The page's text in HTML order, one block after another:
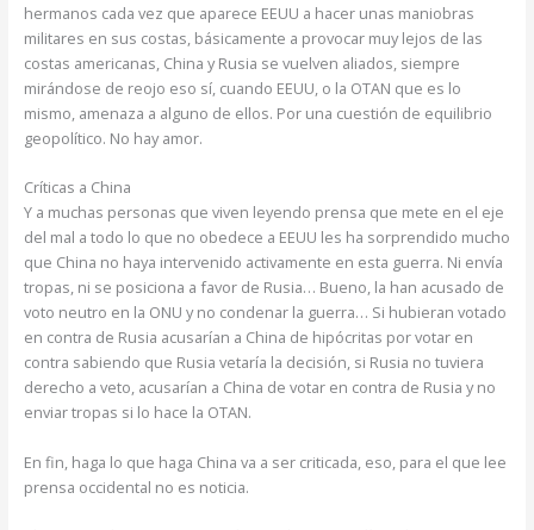
hermanos cada vez que aparece EEUU a hacer unas maniobras
militares en sus costas, básicamente a provocar muy lejos de las
costas americanas, China y Rusia se vuelven aliados, siempre
mirándose de reojo eso sí, cuando EEUU, o la OTAN que es lo
mismo, amenaza a alguno de ellos. Por una cuestión de equilibrio
geopolítico. No hay amor.
Críticas a China
Y a muchas personas que viven leyendo prensa que mete en el eje
del mal a todo lo que no obedece a EEUU les ha sorprendido mucho
que China no haya intervenido activamente en esta guerra. Ni envía
tropas, ni se posiciona a favor de Rusia… Bueno, la han acusado de
voto neutro en la ONU y no condenar la guerra… Si hubieran votado
en contra de Rusia acusarían a China de hipócritas por votar en
contra sabiendo que Rusia vetaría la decisión, si Rusia no tuviera
derecho a veto, acusarían a China de votar en contra de Rusia y no
enviar tropas si lo hace la OTAN.
En fin, haga lo que haga China va a ser criticada, eso, para el que lee
prensa occidental no es noticia.